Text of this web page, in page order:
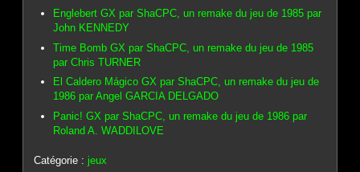
Englebert GX par ShaCPC, un remake du jeu de 1985 par
John KENNEDY
Time Bomb GX par ShaCPC, un remake du jeu de 1985
par Chris TURNER
El Caldero Mágico GX par ShaCPC, un remake du jeu de
1986 par Angel GARCIA DELGADO
Panic! GX par ShaCPC, un remake du jeu de 1986 par
Roland A. WADDILOVE
Catégorie :jeux